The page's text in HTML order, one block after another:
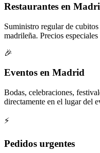
Restaurantes en
Suministro regular de
madrileña. Precios
🎉
Eventos en Madrid
Bodas, celebraciones,
directamente en el lugar del
⚡
Pedidos urgentes